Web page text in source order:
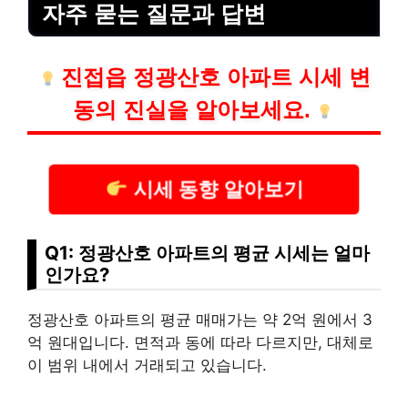
자주 묻는 질문과 답변
진접읍 정광산호 아파트 시세 변
동의 진실을 알아보세요.
시세 동향 알아보기
Q1: 정광산호 아파트의 평균 시세는 얼마
인가요?
정광산호 아파트의 평균 매매가는 약 2억 원에서 3
억 원대입니다. 면적과 동에 따라 다르지만, 대체로
이 범위 내에서 거래되고 있습니다.